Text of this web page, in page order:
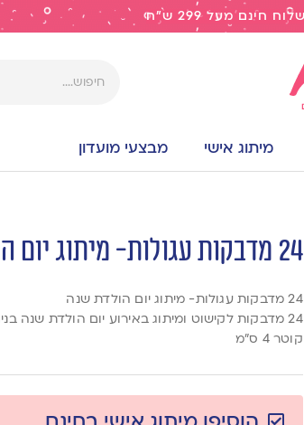
מיתוג אישי מבצעי מועדון
24 מדבקות עגולות- מיתוג יום הולדת שנה בנים
24 מדבקות עגולות- מיתוג יום הולדת שנה
24 מדבקות לקישוט ומיתוג באירוע יום הולדת שנה בנים
קוטר 4 ס״מ